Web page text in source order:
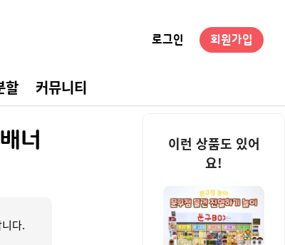
로그인 회원가입
할 커뮤니티
너
다.
이런 상품도 있어
요!